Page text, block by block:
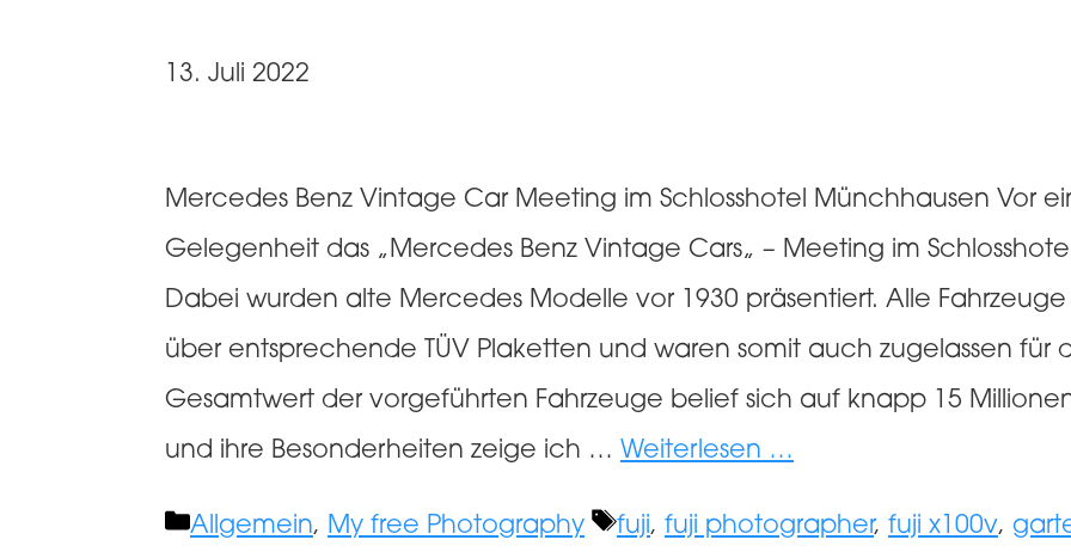
13. Juli 2022
Mercedes Benz Vintage Car Meeting im Schlosshotel Münchhausen Vor
Gelegenheit das „Mercedes Benz Vintage Cars„ – Meeting im
Dabei wurden alte Mercedes Modelle vor 1930 präsentiert. Alle
über entsprechende TÜV Plaketten und waren somit auch zugelassen für
Gesamtwert der vorgeführten Fahrzeuge belief sich auf knapp 15
und ihre Besonderheiten zeige ich … Weiterlesen …
Kategorien
Allgemein, My free Photography Schlagwörter
fuji, fuji photographer, fuji x100v,